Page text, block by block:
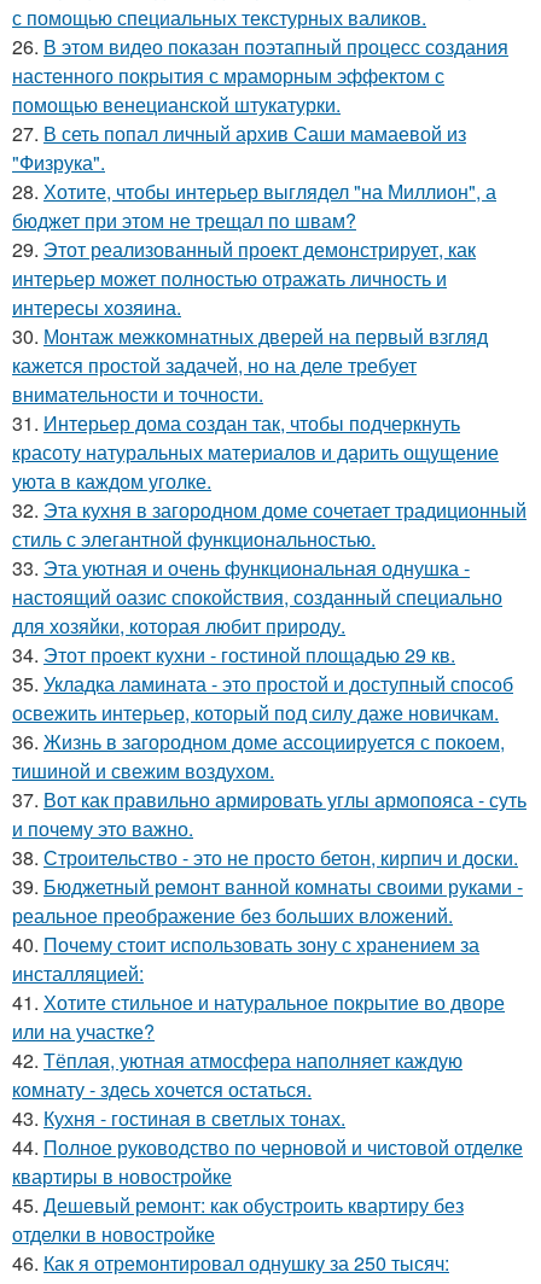
с помощью специальных текстурных валиков.
26. В этом видео показан поэтапный процесс создания
настенного покрытия с мраморным эффектом с
помощью венецианской штукатурки.
27. В сеть попал личный архив Саши мамаевой из
"Физрука".
28. Хотите, чтобы интерьер выглядел "на Миллион", а
бюджет при этом не трещал по швам?
29. Этот реализованный проект демонстрирует, как
интерьер может полностью отражать личность и
интересы хозяина.
30. Монтаж межкомнатных дверей на первый взгляд
кажется простой задачей, но на деле требует
внимательности и точности.
31. Интерьер дома создан так, чтобы подчеркнуть
красоту натуральных материалов и дарить ощущение
уюта в каждом уголке.
32. Эта кухня в загородном доме сочетает традиционный
стиль с элегантной функциональностью.
33. Эта уютная и очень функциональная однушка -
настоящий оазис спокойствия, созданный специально
для хозяйки, которая любит природу.
34. Этот проект кухни - гостиной площадью 29 кв.
35. Укладка ламината - это простой и доступный способ
освежить интерьер, который под силу даже новичкам.
36. Жизнь в загородном доме ассоциируется с покоем,
тишиной и свежим воздухом.
37. Вот как правильно армировать углы армопояса - суть
и почему это важно.
38. Строительство - это не просто бетон, кирпич и доски.
39. Бюджетный ремонт ванной комнаты своими руками -
реальное преображение без больших вложений.
40. Почему стоит использовать зону с хранением за
инсталляцией:
41. Хотите стильное и натуральное покрытие во дворе
или на участке?
42. Тёплая, уютная атмосфера наполняет каждую
комнату - здесь хочется остаться.
43. Кухня - гостиная в светлых тонах.
44. Полное руководство по черновой и чистовой отделке
квартиры в новостройке
45. Дешевый ремонт: как обустроить квартиру без
отделки в новостройке
46. Как я отремонтировал однушку за 250 тысяч: